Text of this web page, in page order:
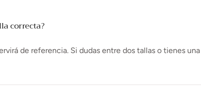
correcta?
de referencia. Si dudas entre dos tallas o tienes